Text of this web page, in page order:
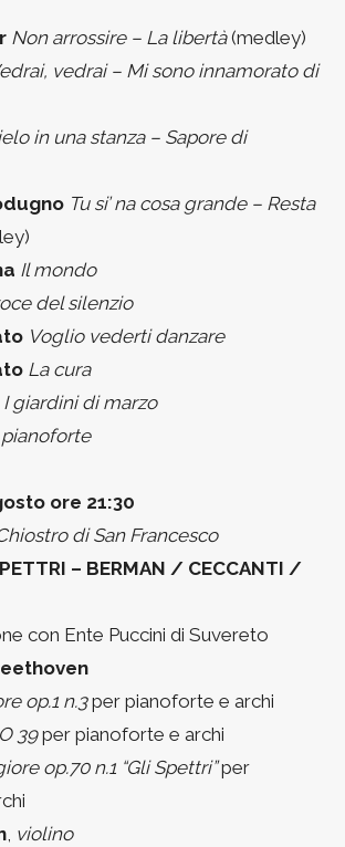
Non arrossire – La libertà(medley)
vedrai – Mi sono innamorato di
in una stanza – Sapore di
Tu si’ na cosa grande – Resta
Il mondo
del silenzio
Voglio vederti danzare
La cura
I giardini di marzo
pianoforte
ore 21:30
di San Francesco
– BERMAN / CECCANTI /
con Ente Puccini di Suvereto
op.1 n.3per pianoforte e archi
39per pianoforte e archi
op.70 n.1 “Gli Spettri”per
, violino